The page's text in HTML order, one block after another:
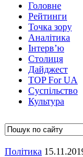
Головне
Рейтинги
Точка зору
Аналітика
Інтерв’ю
Столиця
Дайджест
TOP For UA
Суспiльство
Культура
Полiтика